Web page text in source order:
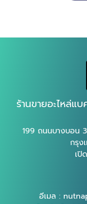
ร้านขายอะไหล่แ
199 ถนนบางบอน
กรุง
เปิ
อีเมล :